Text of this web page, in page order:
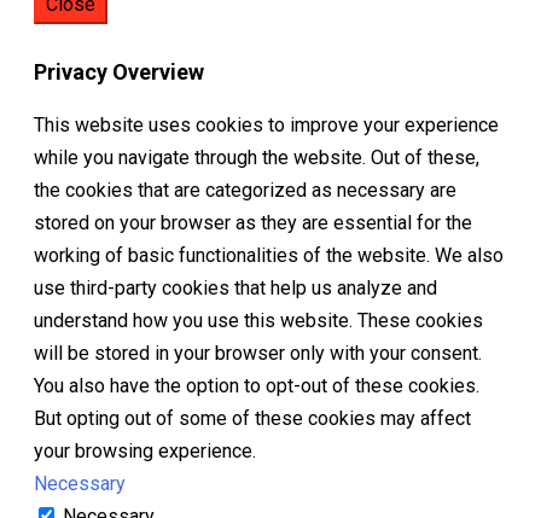
Close
Privacy Overview
This website uses cookies to improve your experience
while you navigate through the website. Out of these,
the cookies that are categorized as necessary are
stored on your browser as they are essential for the
working of basic functionalities of the website. We also
use third-party cookies that help us analyze and
understand how you use this website. These cookies
will be stored in your browser only with your consent.
You also have the option to opt-out of these cookies.
But opting out of some of these cookies may affect
your browsing experience.
Necessary